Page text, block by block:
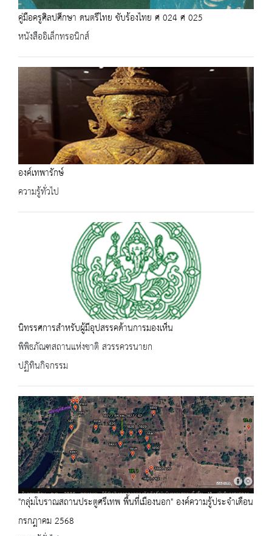
คู่มือครูศิลปศึกษา ดนตรีไทย ขับร้องไทย ศ 024 ศ 025
หนังสืออิเล็กทรอนิกส์
องค์เทพารักษ์
ความรู้ทั่วไป
นิทรรศการสำหรับผู้มีอุปสรรคด้านการมองเห็น
พิพิธภัณฑสถานแห่งชาติ สวรรควรนายก
ปฏิทินกิจกรรม
"กลุ่มโบราณสถานประตูศรีเทพ พื้นที่เมืองนอก" องค์ความรู้ประจำเดือน
กรกฎาคม 2568